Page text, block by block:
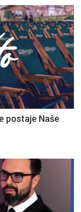
postaje Naše